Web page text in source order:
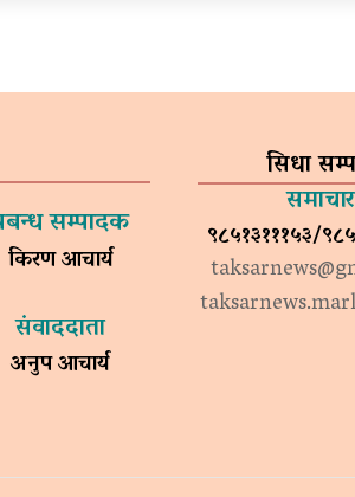
सम्पादक
किरण आचार्य
संवाददाता
अनुप आचार्य
सिधा
समाचार
९८५१३१११५३/